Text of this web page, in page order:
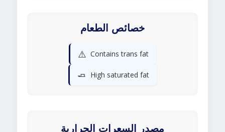
خصائص الطعام
⚠️ Contains trans fat
🧈 High saturated fat
مصدر السعرات الحرارية